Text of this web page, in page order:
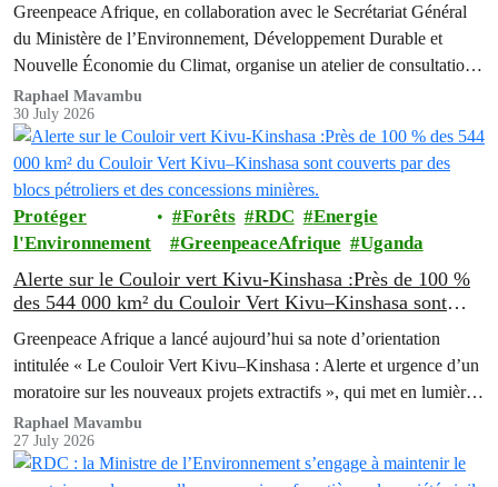
Greenpeace Afrique, en collaboration avec le Secrétariat Général
du Ministère de l’Environnement, Développement Durable et
Nouvelle Économie du Climat, organise un atelier de consultation
multipartite de deux jours afin de faire progresser les réformes
politiques destinées à lutter contre la crise grandissante de la
pollution liée aux emballages plastiques en République
Démocratique du Congo (RDC).
Raphael Mavambu
30 July 2026
Protéger
l'Environnement
Forêts RDC
Energie
GreenpeaceAfrique
Uganda
Alerte sur le Couloir vert Kivu-Kinshasa :Près de 100 %
des 544 000 km² du Couloir Vert Kivu–Kinshasa sont
couverts par des blocs pétroliers et des concessions
minières.
Greenpeace Afrique a lancé aujourd’hui sa note d’orientation
intitulée « Le Couloir Vert Kivu–Kinshasa : Alerte et urgence d’un
moratoire sur les nouveaux projets extractifs », qui met en lumière
les profondes contradictions entre l’ambitieux programme de
conservation de la République Démocratique du Congo (RDC) et
la poursuite de l’expansion des activités pétrolières, gazières et…
Raphael Mavambu
27 July 2026